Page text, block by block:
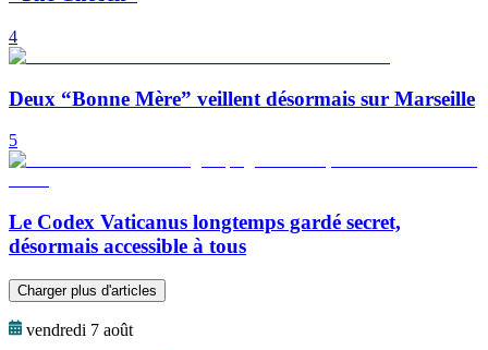
4
Deux “Bonne Mère” veillent désormais sur Marseille
5
Le Codex Vaticanus longtemps gardé secret,
désormais accessible à tous
Charger plus d'articles
vendredi 7 août